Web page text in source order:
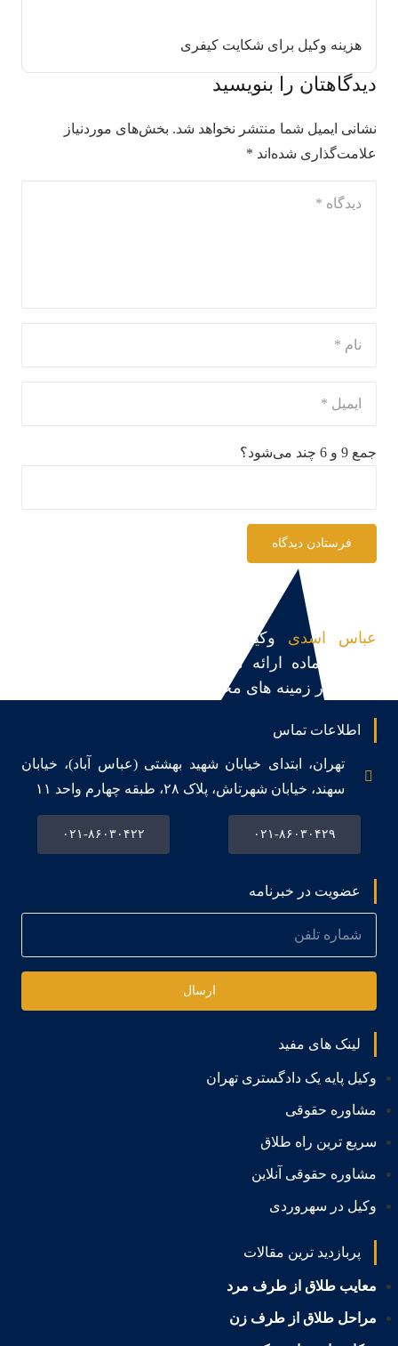
هزینه وکیل برای شکایت کیفری
دیدگاهتان را بنویسید
نشانی ایمیل شما منتشر نخواهد شد. بخش‌های موردنیاز
علامت‌گذاری شده‌اند *
جمع 9 و 6 چند می‌شود؟
فرستادن دیدگاه
عباس اسدی وکیل پایه یک دادگستری و مشاور
حقوقی،آماده ارائه مشاوره حقوقی، قبول و پیگیری
پرونده در زمینه های مختلف می باشد.
اطلاعات تماس
تهران، ابتدای خیابان شهید بهشتی (عباس آباد)، خیابان
سهند، خیابان شهرتاش، پلاک ۲۸، طبقه چهارم واحد ۱۱
۰۲۱-۸۶۰۳۰۴۲۹ ۰۲۱-۸۶۰۳۰۴۲۲
عضویت در خبرنامه
ارسال
لینک های مفید
وکیل پایه یک دادگستری تهران
مشاوره حقوقی
سریع ترین راه طلاق
مشاوره حقوقی آنلاین
وکیل در سهروردی
پربازدید ترین مقالات
معایب طلاق از طرف مرد
مراحل طلاق از طرف زن